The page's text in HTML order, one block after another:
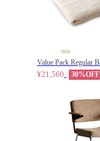
¥21,560 30%OFF